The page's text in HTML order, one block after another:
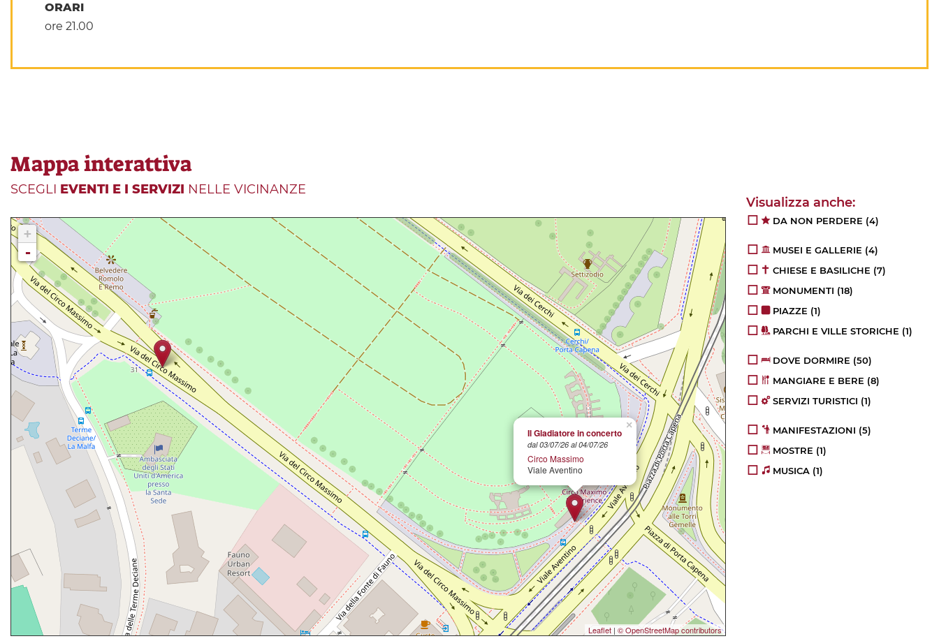
ORARI
ore 21.00
Mappa interattiva
SCEGLI EVENTI E I SERVIZI NELLE VICINANZE
×
Il Gladiatore in concerto
dal 03/07/26 al 04/07/26
Circo Massimo
Viale Aventino
+
-
Leaflet | © OpenStreetMap contributors
DA NON PERDERE (4)
MUSEI E GALLERIE (4)
CHIESE E BASILICHE (7)
MONUMENTI (18)
PIAZZE (1)
PARCHI E VILLE STORICHE (1)
DOVE DORMIRE (50)
MANGIARE E BERE (8)
SERVIZI TURISTICI (1)
MANIFESTAZIONI (5)
MOSTRE (1)
MUSICA (1)